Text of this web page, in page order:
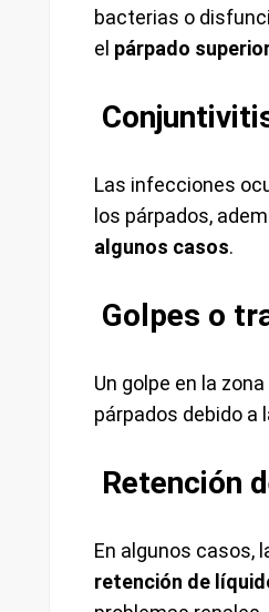
bacterias o
el párpado
Las infecciones
los párpados,
algunos casos.
Golpes o
Un golpe en la
párpados debido a
Retención
En algunos casos,
retención de